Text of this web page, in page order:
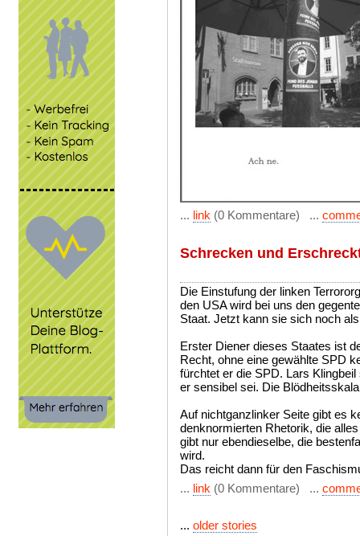
... link (0 Kommentare) ...
Schrecken und
Die Einstufung der linken
den USA wird bei uns den
Staat. Jetzt kann sie sich noch
Erster Diener dieses Staates ist
Recht, ohne eine gewählte SPD
fürchtet er die SPD. Lars
er sensibel sei. Die
Auf nichtganzlinker Seite gibt es
denknormierten Rhetorik, die
gibt nur ebendieselbe, die
wird.
Das reicht dann für den
... link (0 Kommentare) ...
... older stories